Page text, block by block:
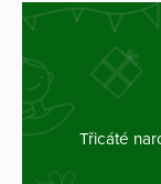
Třicáté